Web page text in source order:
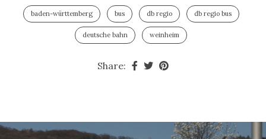
baden-württemberg bus db regio db regio bus
deutsche bahn weinheim
Share: